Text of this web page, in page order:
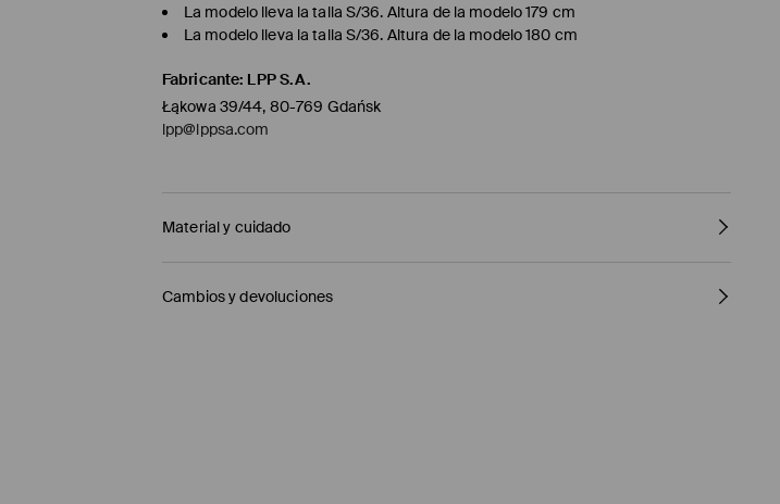
La modelo lleva la talla S/36. Altura de la modelo 179 cm
La modelo lleva la talla S/36. Altura de la modelo 180 cm
Fabricante: LPP S.A.
Łąkowa 39/44, 80-769 Gdańsk
lpp@lppsa.com
Material y cuidado
1º TELA :
74% ALGODÓN, 22% POLIÉSTER, 4% ELASTANO
2º TELA: 100% ALGODÓN
Cambios y devoluciones